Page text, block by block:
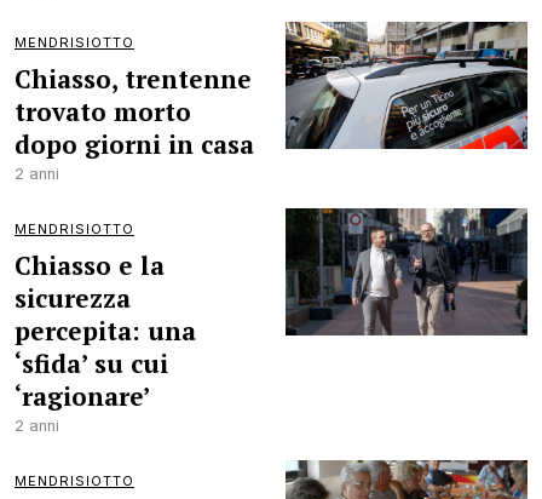
MENDRISIOTTO
Chiasso, trentenne
trovato morto
dopo giorni in casa
2 anni
MENDRISIOTTO
Chiasso e la
sicurezza
percepita: una
‘sfida’ su cui
‘ragionare’
2 anni
MENDRISIOTTO